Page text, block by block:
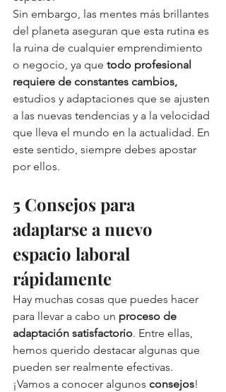
Sin embargo, las mentes más brillantes
del planeta aseguran que esta rutina es
la ruina de cualquier emprendimiento
o negocio, ya que todo profesional
requiere de constantes cambios,
estudios y adaptaciones que se ajusten
a las nuevas tendencias y a la velocidad
que lleva el mundo en la actualidad. En
este sentido, siempre debes apostar
por ellos.
5 Consejos para
adaptarse a nuevo
espacio laboral
rápidamente
Hay muchas cosas que puedes hacer
para llevar a cabo un proceso de
adaptación satisfactorio. Entre ellas,
hemos querido destacar algunas que
pueden ser realmente efectivas.
¡Vamos a conocer algunos consejos!